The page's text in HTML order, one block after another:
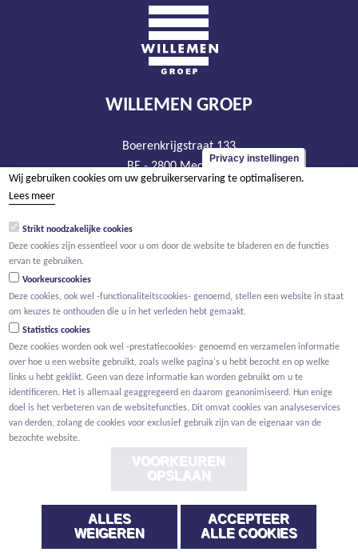
WILLEMEN GROEP
Boerenkrijgstraat 133
BE - 2800 Mechelen
tel +32 15 569 965
BTW BE 0466.256.432
Privacy Cookies Melding klokkenluider
Privacy instellingen
Wij gebruiken cookies om uw gebruikerservaring te optimaliseren.
Lees meer
Strikt noodzakelijke cookies
Deze cookies zijn essentieel voor u om door de website te bladeren en de functies
ervan te gebruiken.
Voorkeurscookies
Deze cookies, ook wel -functionaliteitscookies- genoemd, stellen een website in staat
om keuzes te onthouden die u in het verleden hebt gemaakt.
Statistics cookies
Deze cookies worden ook wel -prestatiecookies- genoemd en verzamelen informatie
over hoe u een website gebruikt, zoals welke pagina's u hebt bezocht en op welke
links u hebt geklikt. Geen van deze informatie kan worden gebruikt om u te
identificeren. Het is allemaal geaggregeerd en daarom geanonimiseerd. Hun enige
doel is het verbeteren van de websitefuncties. Dit omvat cookies van analyseservices
van derden, zolang de cookies voor exclusief gebruik zijn van de eigenaar van de
bezochte website.
VOORKEUREN
OPSLAAN
ALLES
WEIGEREN
ACCEPTEER
ALLE COOKIES